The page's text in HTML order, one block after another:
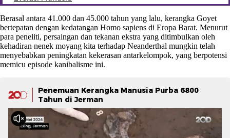
Berasal antara 41.000 dan 45.000 tahun yang lalu, kerangka Goyet
bertepatan dengan kedatangan Homo sapiens di Eropa Barat. Menurut
para peneliti, persaingan dan tekanan ekstra yang ditimbulkan oleh
kehadiran nenek moyang kita terhadap Neanderthal mungkin telah
menyebabkan peningkatan kekerasan antarkelompok, yang berpotensi
memicu episode kanibalisme ini.
Penemuan Kerangka Manusia Purba 6800
Tahun di Jerman